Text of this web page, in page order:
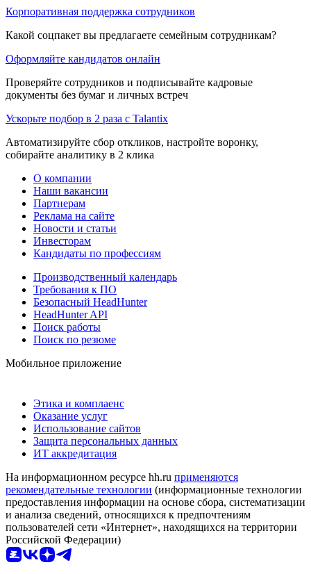
Корпоративная поддержка сотрудников
Какой соцпакет вы предлагаете семейным сотрудникам?
Оформляйте кандидатов онлайн
Проверяйте сотрудников и подписывайте кадровые
документы без бумаг и личных встреч
Ускорьте подбор в 2 раза с Talantix
Автоматизируйте сбор откликов, настройте воронку,
собирайте аналитику в 2 клика
О компании
Наши вакансии
Партнерам
Реклама на сайте
Новости и статьи
Инвесторам
Кандидаты по профессиям
Производственный календарь
Требования к ПО
Безопасный HeadHunter
HeadHunter API
Поиск работы
Поиск по резюме
Мобильное приложение
Этика и комплаенс
Оказание услуг
Использование сайтов
Защита персональных данных
ИТ аккредитация
На информационном ресурсе hh.ru применяются
рекомендательные технологии (информационные технологии
предоставления информации на основе сбора, систематизации
и анализа сведений, относящихся к предпочтениям
пользователей сети «Интернет», находящихся на территории
Российской Федерации)